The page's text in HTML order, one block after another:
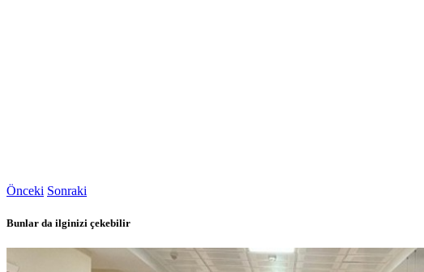
Önceki Sonraki
Bunlar da ilginizi çekebilir